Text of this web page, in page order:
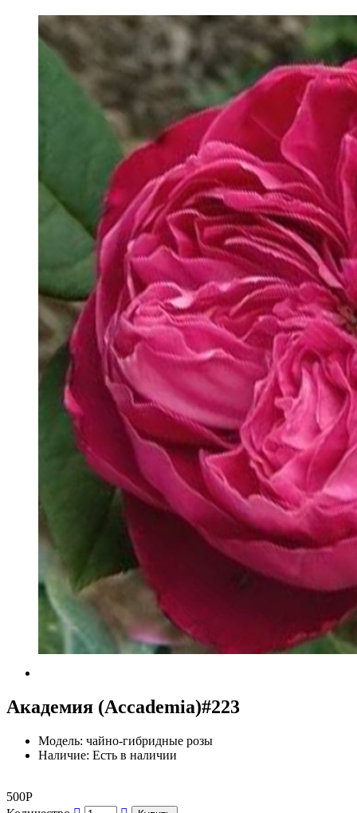
Академия (Accademia)#223
Модель: чайно-гибридные розы
Наличие: Есть в наличии
500Р